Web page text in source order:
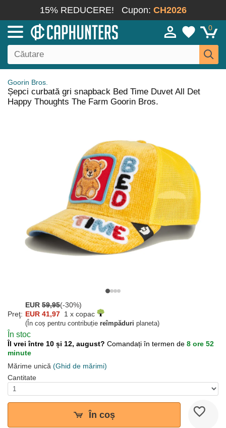
15% REDUCERE! Cupon: CH2026
0
Goorin Bros.
Șepci curbată gri snapback Bed Time Duvet All Det
Happy Thoughts The Farm Goorin Bros.
EUR 59,95(-30%)
Preţ: EUR 41,97 1 x copac
(În coș pentru contribuție reîmpăduri planeta)
În stoc
Îl vrei între 10 și 12, august? Comandați în termen de 8 ore 52
minute
Mărime unică (Ghid de mărimi)
Cantitate
În coș